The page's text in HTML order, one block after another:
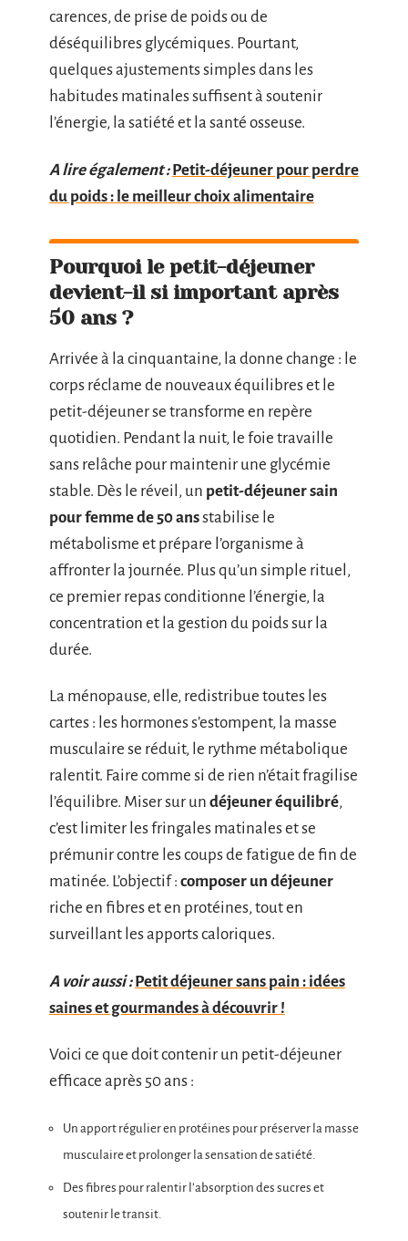
carences, de prise de poids ou de
déséquilibres glycémiques. Pourtant,
quelques ajustements simples dans les
habitudes matinales suffisent à soutenir
l’énergie, la satiété et la santé osseuse.
A lire également : Petit-déjeuner pour perdre
du poids : le meilleur choix alimentaire
Pourquoi le petit-déjeuner
devient-il si important après
50 ans ?
Arrivée à la cinquantaine, la donne change : le
corps réclame de nouveaux équilibres et le
petit-déjeuner se transforme en repère
quotidien. Pendant la nuit, le foie travaille
sans relâche pour maintenir une glycémie
stable. Dès le réveil, un petit-déjeuner sain
pour femme de 50 ansstabilise le
métabolisme et prépare l’organisme à
affronter la journée. Plus qu’un simple rituel,
ce premier repas conditionne l’énergie, la
concentration et la gestion du poids sur la
durée.
La ménopause, elle, redistribue toutes les
cartes : les hormones s’estompent, la masse
musculaire se réduit, le rythme métabolique
ralentit. Faire comme si de rien n’était fragilise
l’équilibre. Miser sur un déjeuner équilibré,
c’est limiter les fringales matinales et se
prémunir contre les coups de fatigue de fin de
matinée. L’objectif : composer un déjeuner
riche en fibres et en protéines, tout en
surveillant les apports caloriques.
A voir aussi : Petit déjeuner sans pain : idées
saines et gourmandes à découvrir !
Voici ce que doit contenir un petit-déjeuner
efficace après 50 ans :
Un apport régulier en protéines pour préserver la masse
musculaire et prolonger la sensation de satiété.
Des fibres pour ralentir l’absorption des sucres et
soutenir le transit.